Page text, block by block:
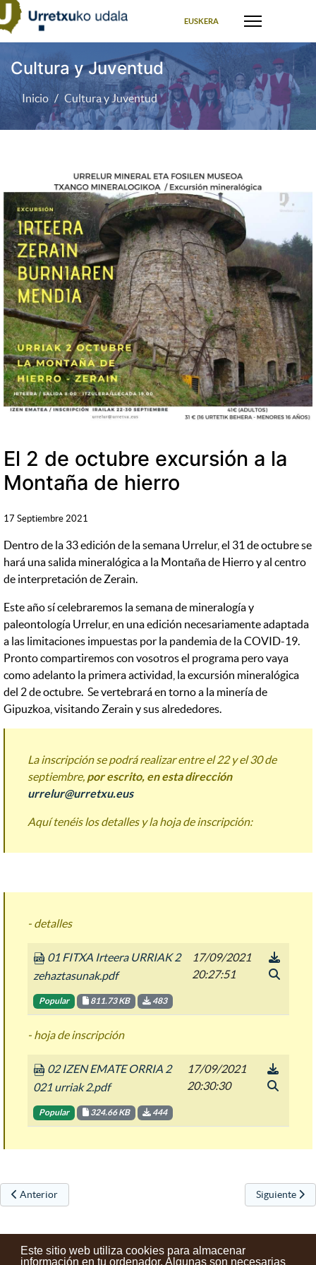
Este sitio web utiliza cookies para almacenar
información en tu ordenador. Algunas son necesarias
EUSKERA
Cultura y Juventud
Inicio Cultura y Juventud
El 2 de octubre excursión a la
Montaña de hierro
17 Septiembre 2021
Dentro de la 33 edición de la semana Urrelur, el 31 de octubre se
hará una salida mineralógica a la Montaña de Hierro y al centro
de interpretación de Zerain.
Este año sí celebraremos la semana de mineralogía y
paleontología Urrelur, en una edición necesariamente adaptada
a las limitaciones impuestas por la pandemia de la COVID-19.
Pronto compartiremos con vosotros el programa pero vaya
como adelanto la primera actividad, la excursión mineralógica
del 2 de octubre. Se vertebrará en torno a la minería de
Gipuzkoa, visitando Zerain y sus alrededores.
La inscripción se podrá realizar entre el 22 y el 30 de
septiembre, por escrito, en esta dirección
urrelur@urretxu.eus
Aquí tenéis los detalles y la hoja de inscripción:
- detalles
01 FITXA Irteera URRIAK 2
zehaztasunak.pdf
Popular 811.73 KB 483
17/09/2021
20:27:51
- hoja de inscripción
02 IZEN EMATE ORRIA 2
021 urriak 2.pdf
Popular 324.66 KB 444
17/09/2021
20:30:30
Artículo anterior: Jornadas europeas del patrimonio
Anterior Artículo
Siguiente